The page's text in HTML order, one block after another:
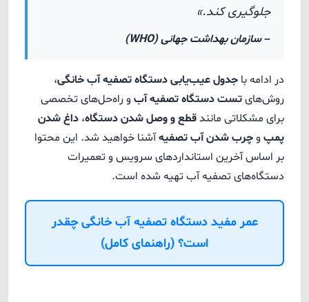
جلوگیری کند.»
– سازمان بهداشت جهانی (WHO)
در ادامه با جدول عیب‌یابی دستگاه تصفیه آب خانگی،
روش‌هایتست دستگاه تصفیه آب و راه‌حل‌های تخصصی
برای مشکلاتی مانندقطع و وصل شدن دستگاه، داغ شدن
پمپ وچرب شدن آب تصفیهآشنا خواهید شد. این محتوا
بر اساس آخرین استانداردهای سرویس و تعمیرات
دستگاه‌های تصفیه آب تهیه شده است.
عمر مفید دستگاه تصفیه آب خانگی چقدر
است؟ (راهنمای کامل)